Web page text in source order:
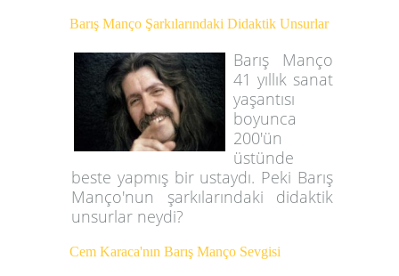
Barış Manço Şarkılarındaki Didaktik Unsurlar
Barış Manço
41 yıllık sanat
yaşantısı
boyunca
200'ün
üstünde
beste yapmış bir ustaydı. Peki Barış
Manço'nun şarkılarındaki didaktik
unsurlar neydi?
Cem Karaca'nın Barış Manço Sevgisi